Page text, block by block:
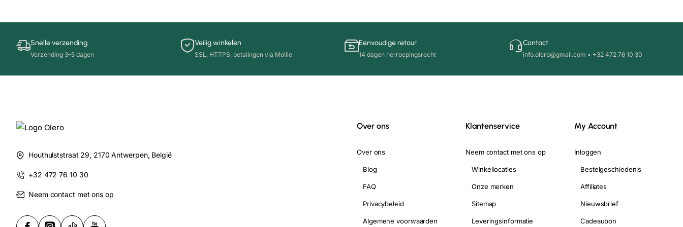
Snelle verzending
Verzending 3–5 dagen
Veilig winkelen
SSL, HTTPS, betalingen via Mollie
Eenvoudige retour
14 dagen herroepingsrecht
Contact
info.olero@gmail.com • +32 472 76 10 30
Houthulststraat 29, 2170 Antwerpen, België
+32 472 76 10 30
Neem contact met ons op
Over ons
Over ons
Blog
FAQ
Privacybeleid
Algemene voorwaarden
Klantenservice
Neem contact met ons op
Winkellocaties
Onze merken
Sitemap
Leveringsinformatie
My Account
Inloggen
Bestelgeschiedenis
Affiliates
Nieuwsbrief
Cadeaubon